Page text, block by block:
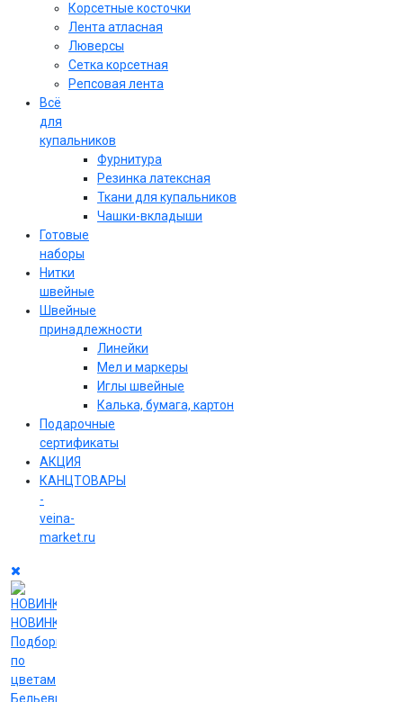
Корсетные косточки
Лента атласная
Люверсы
Сетка корсетная
Репсовая лента
Всё
для
купальников
Фурнитура
Резинка латексная
Ткани для купальников
Чашки-вкладыши
Готовые
наборы
Нитки
швейные
Швейные
принадлежности
Линейки
Мел и маркеры
Иглы швейные
Калька, бумага, картон
Подарочные
сертификаты
АКЦИЯ
КАНЦТОВАРЫ
-
veina-
market.ru
НОВИНКИ
Подборки
по
цветам
Бельевые